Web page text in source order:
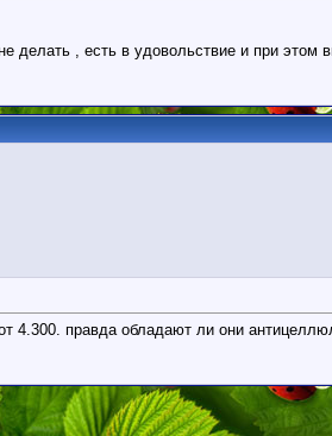
делать , есть в удовольствие и при этом
4.300. правда обладают ли они